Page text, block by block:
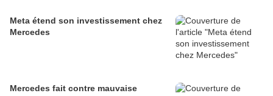
Meta étend son investissement chez
Mercedes
Mercedes fait contre mauvaise